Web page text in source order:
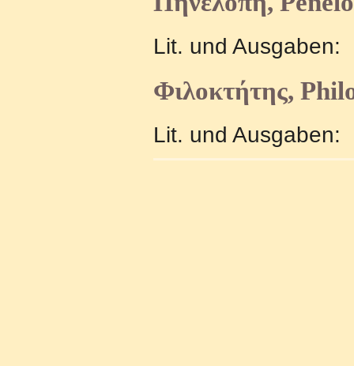
Lit. und Ausgaben:
Φιλοκτήτης,
Lit. und Ausgaben: